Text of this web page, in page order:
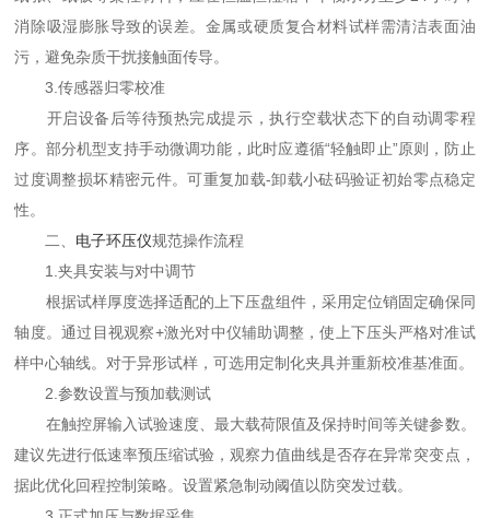
消除吸湿膨胀导致的误差。金属或硬质复合材料试样需清洁表面油
污，避免杂质干扰接触面传导。
3.传感器归零校准
开启设备后等待预热完成提示，执行空载状态下的自动调零程
序。部分机型支持手动微调功能，此时应遵循“轻触即止”原则，防止
过度调整损坏精密元件。可重复加载-卸载小砝码验证初始零点稳定
性。
二、 电子环压仪规范操作流程
1.夹具安装与对中调节
根据试样厚度选择适配的上下压盘组件，采用定位销固定确保同
轴度。通过目视观察+激光对中仪辅助调整，使上下压头严格对准试
样中心轴线。对于异形试样，可选用定制化夹具并重新校准基准面。
2.参数设置与预加载测试
在触控屏输入试验速度、最大载荷限值及保持时间等关键参数。
建议先进行低速率预压缩试验，观察力值曲线是否存在异常突变点，
据此优化回程控制策略。设置紧急制动阈值以防突发过载。